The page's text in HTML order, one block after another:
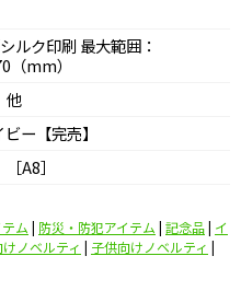
ルク印刷 最大範囲：
mm）
他
ー【完売】
］
ム | 防災・防犯アイテム | 記念品| イ
ノベルティ | 子供向けノベルティ |